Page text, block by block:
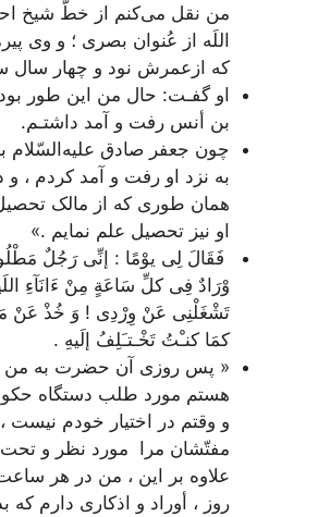
من نقل می‌کنم از خطّ شیخ
اللَه از عُنوان بصری ؛ و وی
که ازعمرش نود و چهار
او گفـت: حال من این طور
بن أنس رفت و آمد داشتـم.
چون جعفر صادق علیه‌السّلام
به نزد او رفت و آمد کردم ،
همان طوری که از مالک
او نیز تحصیل علم نمایم .»
فَقَالَ لِی یوْمًا : إنِّی رَجُلٌ
وْرَادٌ فِی کلِّ سَاعَةٍ مِنْ ءَ‌انَآءِ
تَشْغَلْنِی عَنْ وِرْدِی ! وَ خُذْ عَنْ
کمَا کنـْتُ تَخْـتـَلِفُ إلَیهِ .
« پس روزی آن حضرت به
هستم مورد طلب دستگاه
و وقتم در اختیار خودم
مفتّشان مرا مورد نظر و تحت
علاوه بر این ، من در هر
روز ، أوراد و اذکاری دارم که